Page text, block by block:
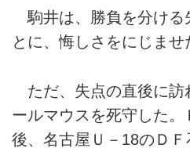
駒井は、勝負を分ける
とに、悔しさをにじませ
ただ、失点の直後に訪
ールマウスを死守した
後、名古屋Ｕ－18のＤ